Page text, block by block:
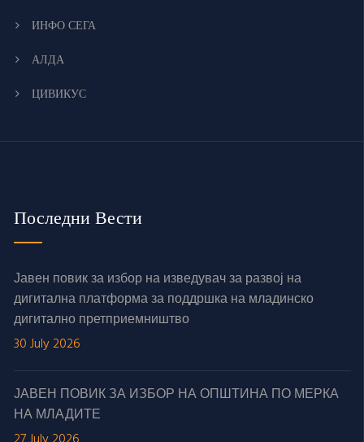
ИНФО СЕГА
АЛДА
ЦИВИКУС
Последни Вести
Јавен повик за избор на изведувач за развој на
дигитална платформа за поддршка на младинско
дигитално претприемништво
30 July 2026
ЈАВЕН ПОВИК ЗА ИЗБОР НА ОПШТИНА ПО МЕРКА
НА МЛАДИТЕ